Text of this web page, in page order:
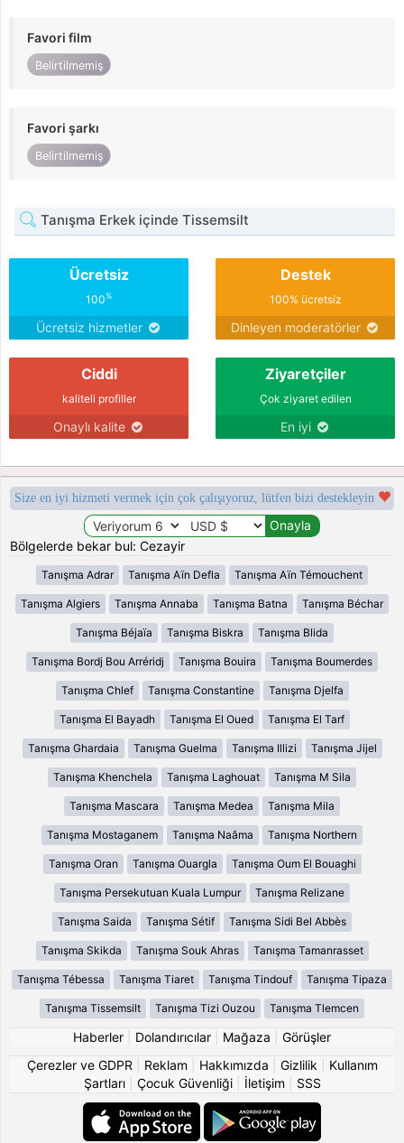
Favori film
Belirtilmemiş
Favori şarkı
Belirtilmemiş
Tanışma Erkek içinde Tissemsilt
Ücretsiz
100%
Ücretsiz hizmetler
Destek
100% ücretsiz
Dinleyen moderatörler
Ciddi
kaliteli profiller
Onaylı kalite
Ziyaretçiler
Çok ziyaret edilen
En iyi
Size en iyi hizmeti vermek için çok çalışıyoruz, lütfen bizi destekleyin
Bölgelerde bekar bul: Cezayir
Tanışma Adrar Tanışma Aïn Defla Tanışma Aïn Témouchent
Tanışma Algiers Tanışma Annaba Tanışma Batna Tanışma Béchar
Tanışma Béjaïa Tanışma Biskra Tanışma Blida
Tanışma Bordj Bou Arréridj Tanışma Bouira Tanışma Boumerdes
Tanışma Chlef Tanışma Constantine Tanışma Djelfa
Tanışma El Bayadh Tanışma El Oued Tanışma El Tarf
Tanışma Ghardaia Tanışma Guelma Tanışma Illizi Tanışma Jijel
Tanışma Khenchela Tanışma Laghouat Tanışma M Sila
Tanışma Mascara Tanışma Medea Tanışma Mila
Tanışma Mostaganem Tanışma Naâma Tanışma Northern
Tanışma Oran Tanışma Ouargla Tanışma Oum El Bouaghi
Tanışma Persekutuan Kuala Lumpur Tanışma Relizane
Tanışma Saida Tanışma Sétif Tanışma Sidi Bel Abbès
Tanışma Skikda Tanışma Souk Ahras Tanışma Tamanrasset
Tanışma Tébessa Tanışma Tiaret Tanışma Tindouf Tanışma Tipaza
Tanışma Tissemsilt Tanışma Tizi Ouzou Tanışma Tlemcen
Haberler Dolandırıcılar Mağaza
Görüşler
Çerezler ve GDPR
Reklam Hakkımızda Gizlilik
Kullanım
Şartları| Çocuk Güvenliği| İletişim SSS